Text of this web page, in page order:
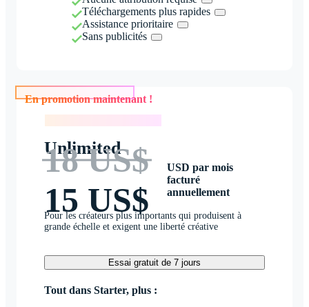
Téléchargements plus rapides
Assistance prioritaire
Sans publicités
En promotion maintenant !
Unlimited
18 US$
15 US$
USD par mois
facturé
annuellement
Pour les créateurs plus importants qui produisent à
grande échelle et exigent une liberté créative
Essai gratuit de 7 jours
Tout dans Starter, plus :